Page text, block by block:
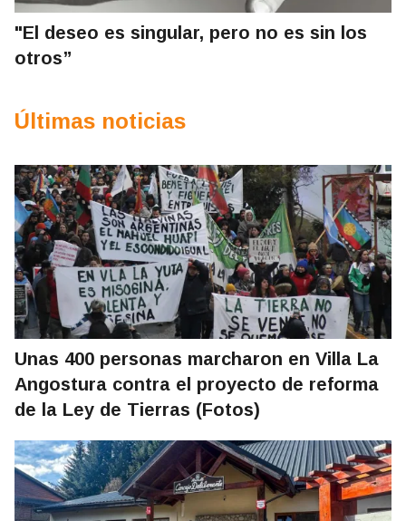
"El deseo es singular, pero no es sin los
otros”
Últimas noticias
Unas 400 personas marcharon en Villa La
Angostura contra el proyecto de reforma
de la Ley de Tierras (Fotos)